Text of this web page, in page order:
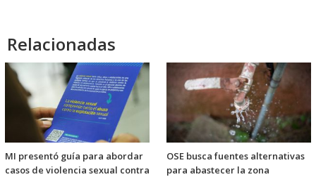
Relacionadas
MI presentó guía para abordar
casos de violencia sexual contra
OSE busca fuentes alternativas
para abastecer la zona